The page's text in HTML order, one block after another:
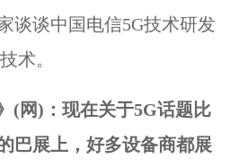
谈谈中国电信5G技术研发
术。
(网)：现在关于5G话题比
巴展上，好多设备商都展